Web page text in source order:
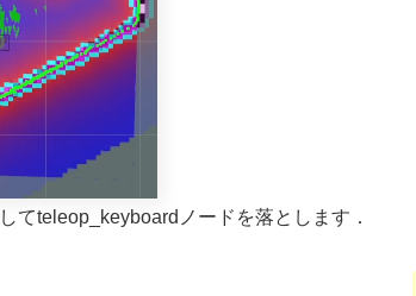
てteleop_keyboardノードを落とします．